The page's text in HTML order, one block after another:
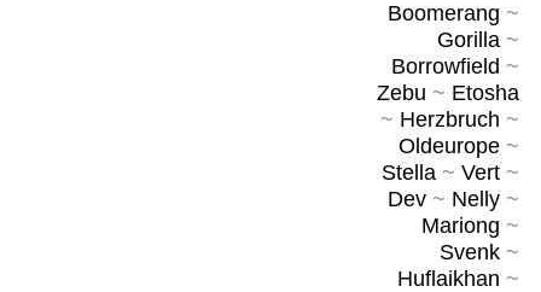
Boomerang ~
Gorilla~
Borrowfield ~
Zebu ~ Etosha
~ Herzbruch ~
Oldeurope~
Stella~ Vert~
Dev~ Nelly~
Mariong ~
Svenk~
Huflaikhan ~